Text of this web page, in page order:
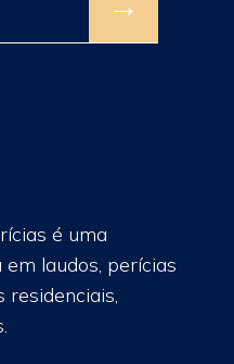
é uma
laudos, perícias
residenciais,